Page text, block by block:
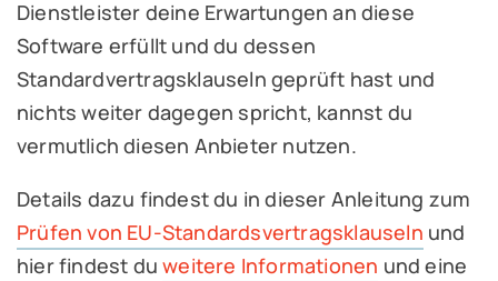
Dienstleister deine Erwartungen an diese
Software erfüllt und du dessen
Standardvertragsklauseln geprüft hast und
nichts weiter dagegen spricht, kannst du
vermutlich diesen Anbieter nutzen.
Details dazu findest du in dieser Anleitung zum
Prüfen von EU-Standardsvertragsklauseln und
hier findest duweitere Informationen und eine